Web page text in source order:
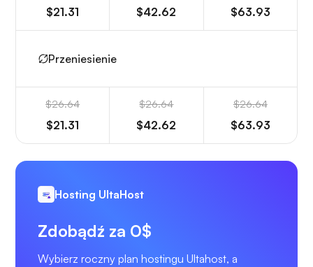
$21.31 $42.62 $63.93
Przeniesienie
$26.64
$21.31
$26.64
$42.62
$26.64
$63.93
Hosting UltaHost
Zdobądź za 0$
Wybierz roczny plan hostingu Ultahost, a